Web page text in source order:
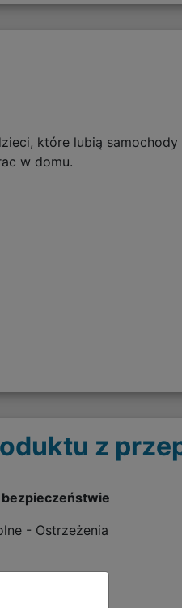
które lubią
w domu.
z
- Ostrzeżenia